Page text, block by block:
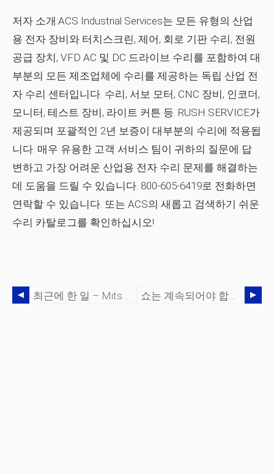
저자 소개:ACS Industrial Services는 모든 유형의 산업
용 전자 장비와 터치스크린, 제어, 회로 기판 수리, 전원
공급 장치, VFD AC 및 DC 드라이브 수리를 포함하여 대
부분의 모든 제조업체에 수리를 제공하는 독립 산업 전
자 수리 센터입니다. 수리, 서보 모터, CNC 장비, 인코더,
모니터, 테스트 장비, 라이트 커튼 등. RUSH SERVICE가
제공되며 포괄적인 2년 보증이 대부분의 수리에 적용됩
니다. 매우 유용한 고객 서비스 팀이 귀하의 질문에 답
변하고 가장 어려운 산업용 전자 수리 문제를 해결하는
데 도움을 드릴 수 있습니다. 800-605-6419로 전화하면
연락할 수 있습니다. 또는 ACS의 새롭고 검색하기 쉬운
수리 카탈로그를 확인하십시오!
최근에 한 일 – Mitsubishi 수리! 쇼는 계속되어야 합니다! 손상된 전원 공급 장치에 대해 수행할 작업